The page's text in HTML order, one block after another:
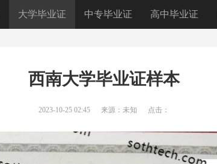
大学毕业证 中专毕业证 高中毕业证
西南大学毕业证样本
2023-10-25 02:45 来源：未知 点击：